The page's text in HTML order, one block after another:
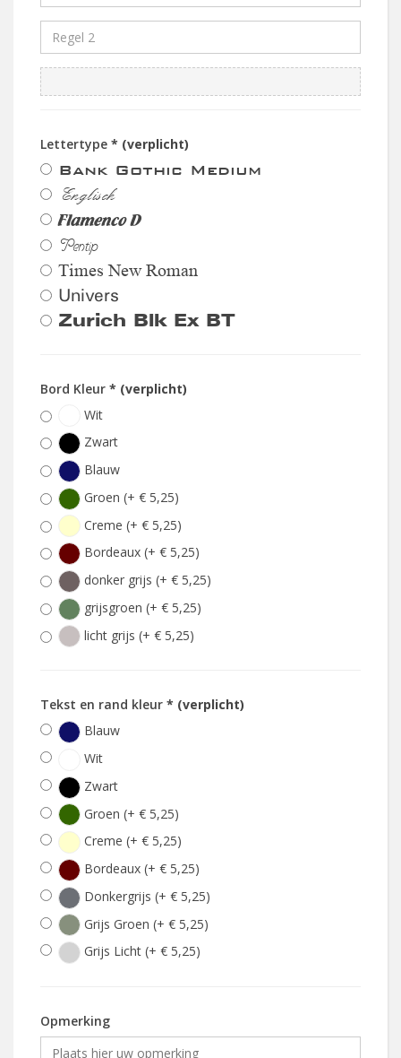
Lettertype * (verplicht)
Bank Gothic Medium
Englisch
Flamenco D
Pentip
Times New Roman
Univers
Zurich Blk Ex BT
Bord Kleur * (verplicht)
Wit
Zwart
Blauw
Groen (+ € 5,25)
Creme (+ € 5,25)
Bordeaux (+ € 5,25)
donker grijs (+ € 5,25)
grijsgroen (+ € 5,25)
licht grijs (+ € 5,25)
Tekst en rand kleur * (verplicht)
Blauw
Wit
Zwart
Groen (+ € 5,25)
Creme (+ € 5,25)
Bordeaux (+ € 5,25)
Donkergrijs (+ € 5,25)
Grijs Groen (+ € 5,25)
Grijs Licht (+ € 5,25)
Opmerking